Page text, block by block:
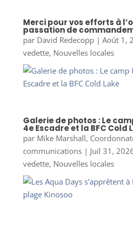
Merci pour vos efforts à
passation de
par David Redecopp| Août 1,
vedette, Nouvelles locales
Galerie de photos : Le
4e Escadre et la BFC Cold
par Mike Marshall,
communications| Juil 31,
vedette, Nouvelles locales